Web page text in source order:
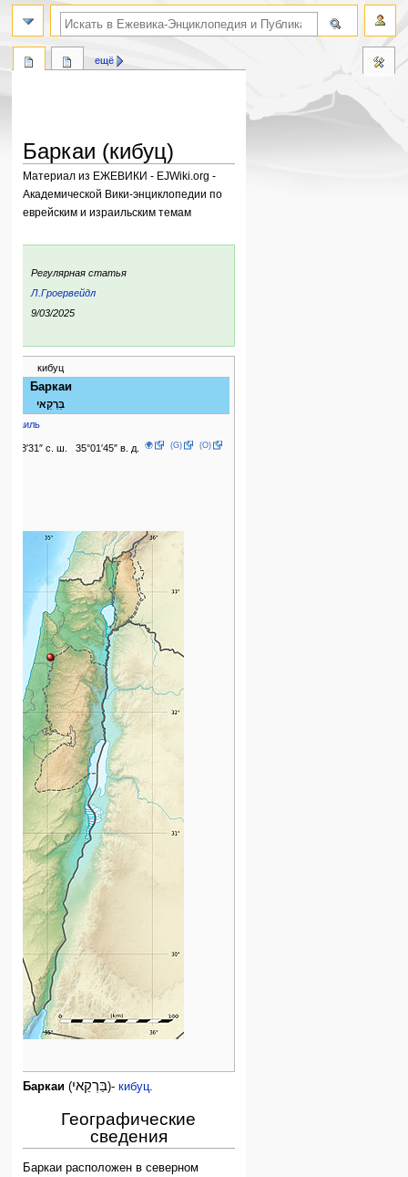
Баркаи (кибуц)
Материал из ЕЖЕВИКИ - EJWiki.org -
Академической Вики-энциклопедии по
еврейским и израильским темам
Перейти
навигации
Перейти
поиску
Регулярная статья
Л.Гроервейдл
9/03/2025
кибуц
Баркаи
בַּרְקַאי
Израиль
32°28′31″ с. ш. 35°01′45″ в. д. 🌍 (G) (O)
Баркаи (בַּרְקַאי)-кибуц.
Географические
сведения
Баркаи расположен в северном
ещё
поиск по словам